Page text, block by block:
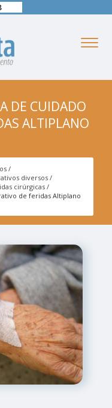
DE CUIDADO
ALTIPLANO
diversos
cirúrgicas
de feridas Altiplano